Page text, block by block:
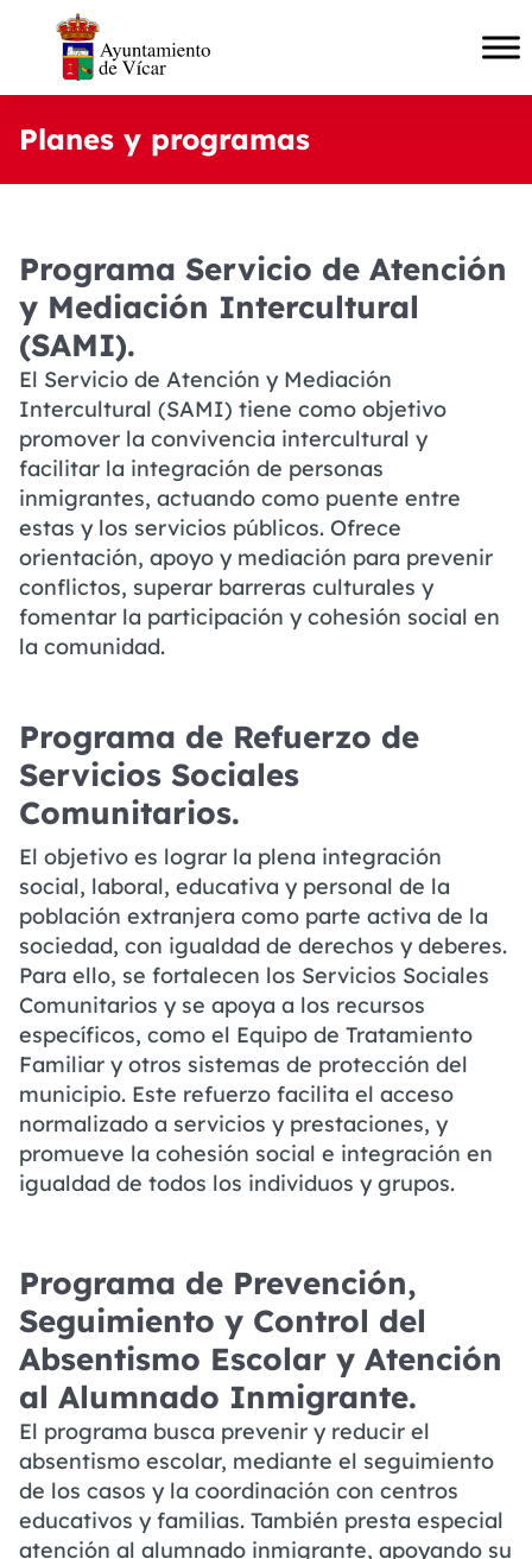
Planes y programas
Programa Servicio de Atención
y Mediación Intercultural
(SAMI).
El Servicio de Atención y Mediación
Intercultural (SAMI) tiene como objetivo
promover la convivencia intercultural y
facilitar la integración de personas
inmigrantes, actuando como puente entre
estas y los servicios públicos. Ofrece
orientación, apoyo y mediación para prevenir
conflictos, superar barreras culturales y
fomentar la participación y cohesión social en
la comunidad.
Programa de Refuerzo de
Servicios Sociales
Comunitarios.
El objetivo es lograr la plena integración
social, laboral, educativa y personal de la
población extranjera como parte activa de la
sociedad, con igualdad de derechos y deberes.
Para ello, se fortalecen los Servicios Sociales
Comunitarios y se apoya a los recursos
específicos, como el Equipo de Tratamiento
Familiar y otros sistemas de protección del
municipio. Este refuerzo facilita el acceso
normalizado a servicios y prestaciones, y
promueve la cohesión social e integración en
igualdad de todos los individuos y grupos.
Programa de Prevención,
Seguimiento y Control del
Absentismo Escolar y Atención
al Alumnado Inmigrante.
El programa busca prevenir y reducir el
absentismo escolar, mediante el seguimiento
de los casos y la coordinación con centros
educativos y familias. También presta especial
atención al alumnado inmigrante, apoyando su